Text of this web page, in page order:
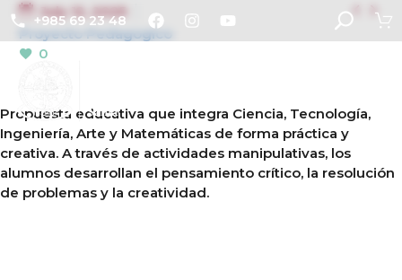
+985 69 23 48  
July 12, 2025
Proyecto Pedagogico
0
Propuesta educativa que integra Ciencia, Tecnología,
Ingeniería, Arte y Matemáticas de forma práctica y
creativa. A través de actividades manipulativas, los
alumnos desarrollan el pensamiento crítico, la resolución
de problemas y la creatividad.